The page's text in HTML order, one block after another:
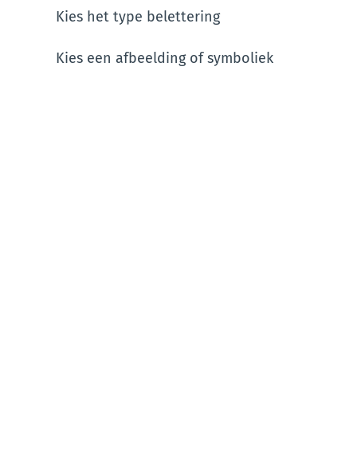
Kies het type belettering
Kies een afbeelding of symboliek